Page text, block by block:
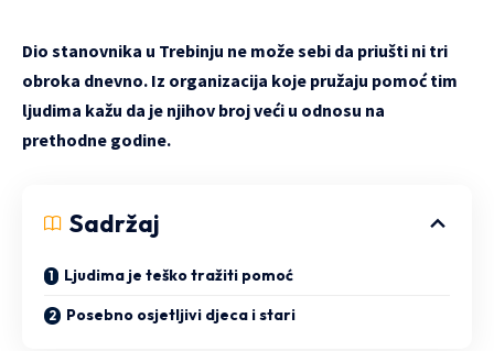
Dio stanovnika u Trebinju ne može sebi da priušti ni tri
obroka dnevno. Iz organizacija koje pružaju pomoć tim
ljudima kažu da je njihov broj veći u odnosu na
prethodne godine.
Sadržaj
Ljudima je teško tražiti pomoć
Posebno osjetljivi djeca i stari